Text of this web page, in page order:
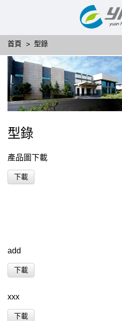
首頁 型錄
型錄
產品圖下載
下載
add
下載
xxx
下載